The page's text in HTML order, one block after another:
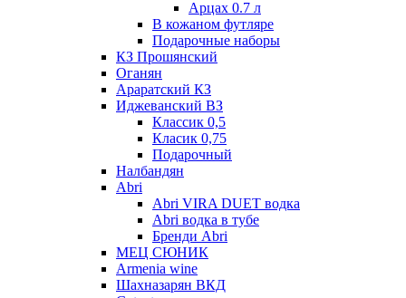
Арцах 0.7 л
В кожаном футляре
Подарочные наборы
КЗ Прошянский
Оганян
Араратский КЗ
Иджеванский ВЗ
Классик 0,5
Класик 0,75
Подарочный
Налбандян
Abri
Abri VIRA DUET водка
Abri водка в тубе
Бренди Abri
МЕЦ СЮНИК
Armenia wine
Шахназарян ВКД